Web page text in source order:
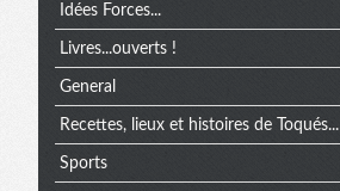
Idées Forces...
Livres...ouverts !
General
Recettes, lieux et histoires de Toqués...
Sports